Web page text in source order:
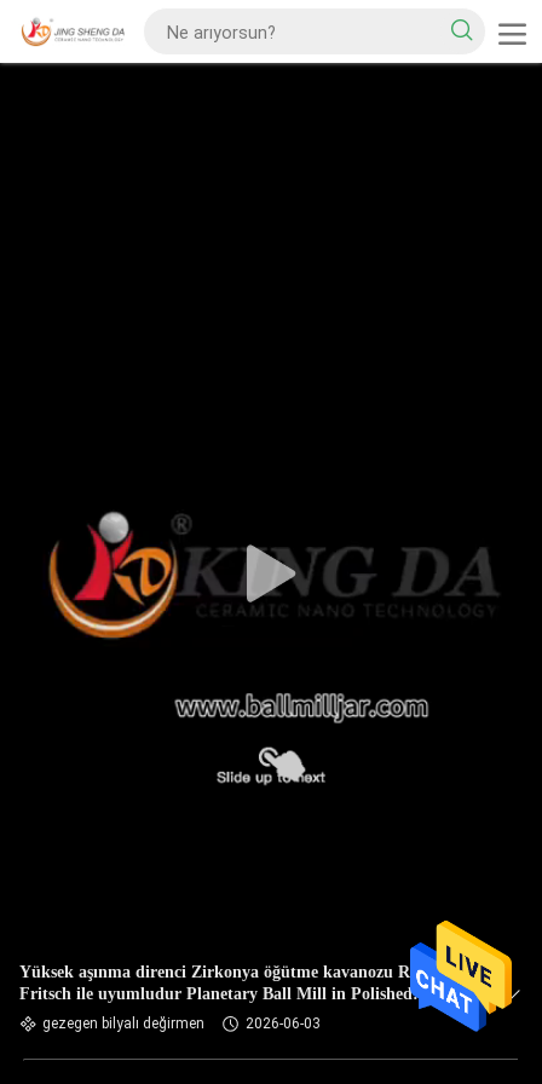
Yüksek aşınma direnci Zirkonya öğütme kavanozu Retsch
Fritsch ile uyumludur Planetary Ball Mill in Polished
Zirconium Ceramic
gezegen bilyalı değirmen 2026-06-03